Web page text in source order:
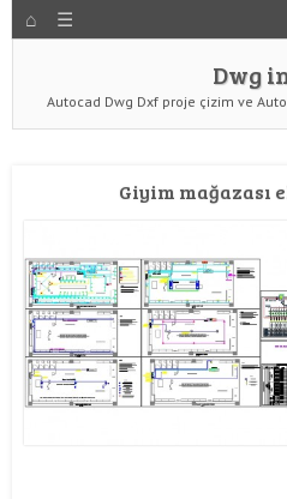
HOME
Dwg
Autocad Dwg Dxf proje çizim ve
Giyim mağazası